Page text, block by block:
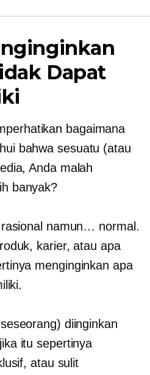
Dapat
bagaimana
bahwa sesuatu (atau
Anda malah
banyak?
namun… normal.
karier, atau apa
menginginkan apa
diinginkan
jika itu sepertinya
atau sulit